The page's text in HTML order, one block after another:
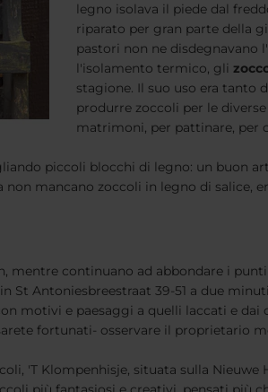
legno isolava il piede dal
riparato per gran parte della
pastori non ne disdegnavano
l'isolamento termico, gli
stagione. Il suo uso era tanto
produrre zoccoli per le
matrimoni, per pattinare, per
piccoli blocchi di legno: un buon
mancano zoccoli in legno di salice,
continuano ad abbondare i
Antoniesbreestraat 39-51 a due
motivi e paesaggi a quelli laccati e
fortunati- osservare il proprietario
'T Klompenhisje, situata sulla Nieuwe